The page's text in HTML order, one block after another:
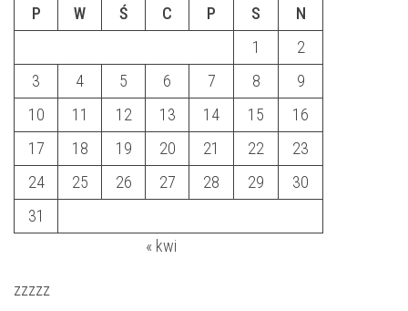
P
W Ś C P S
N
1
2
3
4 5 6 7 8
9
10
11 12 13 14 15
16
17
18 19 20 21 22
23
24
25 26 27 28 29
30
31
« kwi
zzzzz